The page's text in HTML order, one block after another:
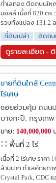
ทำเลทอง ติดถนนใ
มอลล์ เนื้อที่ 820 ตร.
รวมทั้งแปลง 131.2 ล
ที่ดินเปล่า
ติดถน
ดูรายละเอียด -
ขายที่ดินใกล้
ไร่เศษ
ซอยอ่วมคุ้ม ถนน
บางกะปิ, กรุงเทพ
ขาย: 140,000,000
พื้นที่ 2 ไร่
เนื้อที่ 2 ไร่เศษ ราคา
ล้านบาท ทำเลศักยภา
Crystal Park, CDC